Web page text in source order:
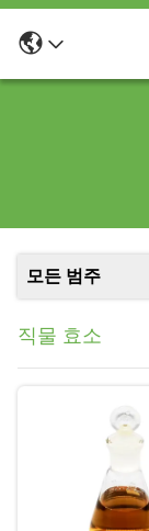
모든 범주
직물 효소